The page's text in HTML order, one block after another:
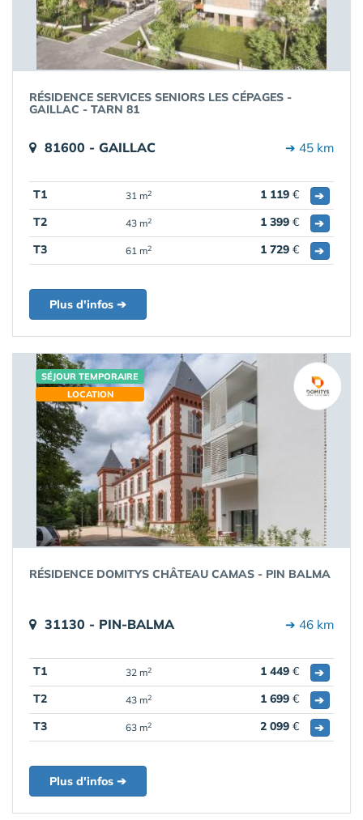
RÉSIDENCE SERVICES SENIORS LES CÉPAGES -
GAILLAC - TARN 81
81600 - GAILLAC ➔ 45 km
T1 31 m2 1 119 €
➔
T2
43 m2 1 399 €
➔
T3
61 m2 1 729 € ➔
Plus d'infos ➔
SÉJOUR TEMPORAIRE
LOCATION
RÉSIDENCE DOMITYS CHÂTEAU CAMAS - PIN BALMA
31130 - PIN-BALMA ➔ 46 km
T1 32 m2 1 449 €
➔
T2
43 m2 1 699 €
➔
T3
63 m2 2 099 € ➔
Plus d'infos ➔